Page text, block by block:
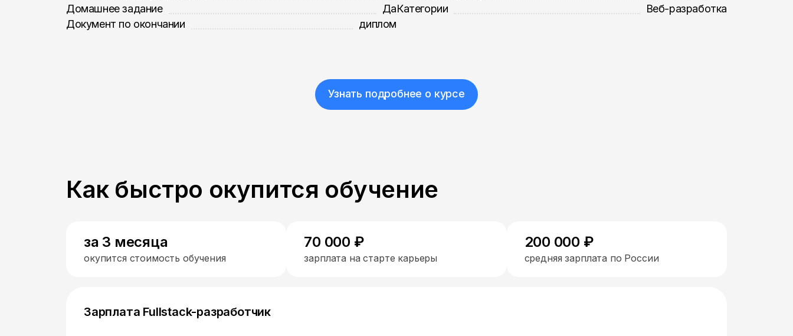
Домашнее задание
Да
Документ по окончании
диплом
Категории
Веб-разработка
Узнать подробнее о курсе
Как быстро окупится обучение
за 3 месяца
окупится стоимость обучения
70 000 ₽
зарплата на старте карьеры
200 000 ₽
средняя зарплата по России
Зарплата Fullstack-разработчик